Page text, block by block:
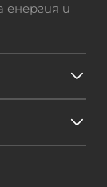
енергия и